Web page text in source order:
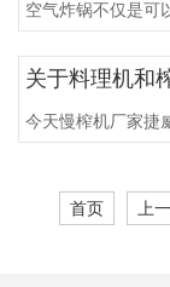
空气炸锅不仅是可
关于料理机和
今天慢榨机厂家捷
首页 上